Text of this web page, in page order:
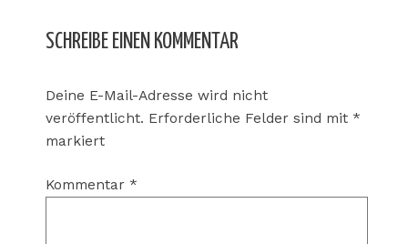
SCHREIBE EINEN KOMMENTAR
Deine E-Mail-Adresse wird nicht
veröffentlicht. Erforderliche Felder sind mit *
markiert
Kommentar *